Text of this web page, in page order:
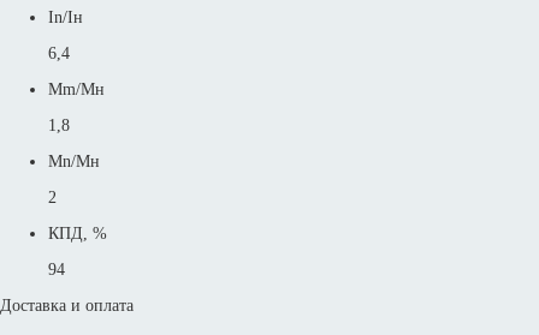
In/Iн
6,4
Mm/Mн
1,8
Mn/Mн
2
КПД, %
94
Доставка и оплата